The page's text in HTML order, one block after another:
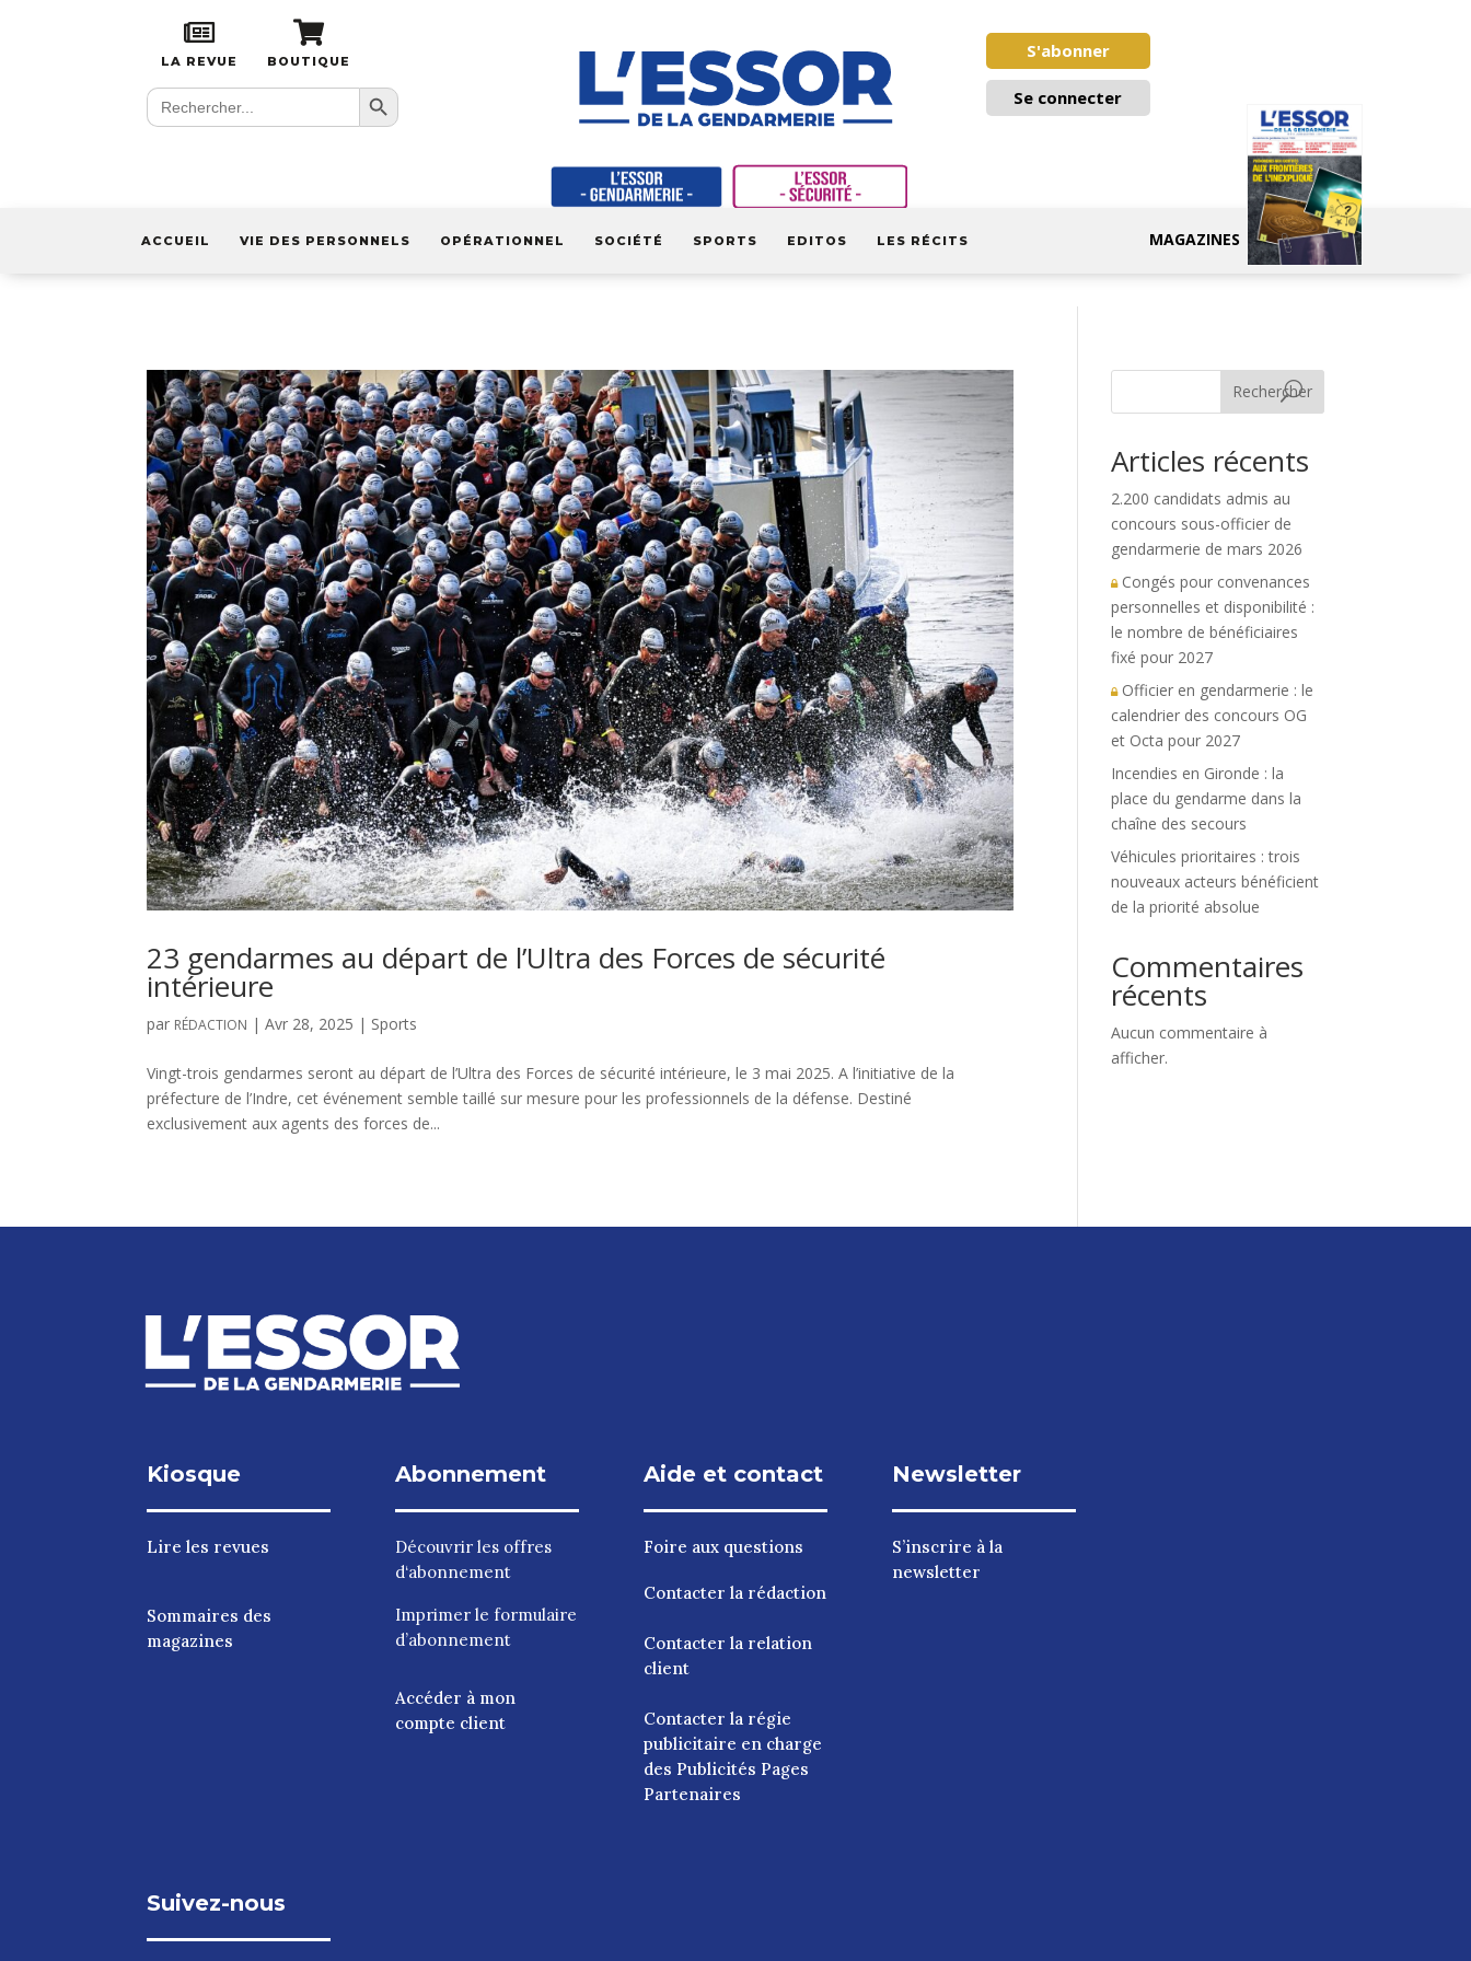
LA REVUE BOUTIQUE
Search
for:
Search Button
S'abonner
Se connecter
ACCUEIL VIE DES PERSONNELS OPÉRATIONNEL SOCIÉTÉ SPORTS EDITOS LES RÉCITS MAGAZINES
23 gendarmes au départ de l’Ultra des Forces de sécurité
intérieure
par RÉDACTION |Avr 28, 2025 | Sports
Vingt-trois gendarmes seront au départ de l’Ultra des Forces de sécurité intérieure, le 3 mai 2025. A l’initiative de la
préfecture de l’Indre, cet événement semble taillé sur mesure pour les professionnels de la défense. Destiné
exclusivement aux agents des forces de...
Rechercher
Articles récents
2.200 candidats admis au
concours sous-officier de
gendarmerie de mars 2026
Congés pour convenances
personnelles et disponibilité :
le nombre de bénéficiaires
fixé pour 2027
Officier en gendarmerie : le
calendrier des concours OG
et Octa pour 2027
Incendies en Gironde : la
place du gendarme dans la
chaîne des secours
Véhicules prioritaires : trois
nouveaux acteurs bénéficient
de la priorité absolue
Commentaires
récents
Aucun commentaire à
afficher.
Kiosque
Lire les revues
Sommaires des
magazines
Abonnement
Découvrir les offres
d‘abonnement
Imprimer leformulaire
d’abonnement
Accéder à mon
compte client
Aide et contact
Foire aux questions
Contacter la rédaction
Contacter la relation
client
Contacter la régie
publicitaire en charge
des Publicités Pages
Partenaires
Newsletter
S’inscrire à la
newsletter
Suivez-nous